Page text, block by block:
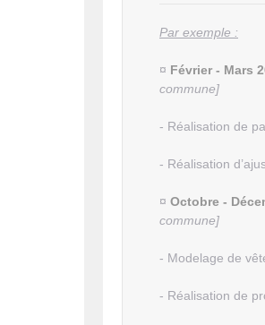
Par exemple :
¤ Février - Mars
commune]
- Réalisation de
- Réalisation
¤ Octobre -
commune]
- Modelage de
- Réalisation de